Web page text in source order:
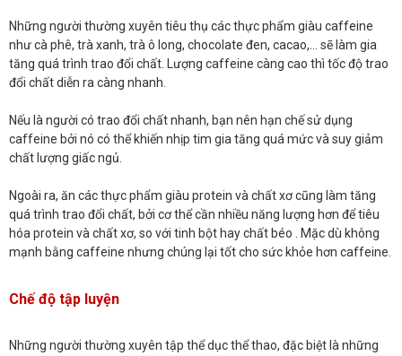
Những người thường xuyên tiêu thụ các thực phẩm giàu caffeine
như cà phê, trà xanh, trà ô long, chocolate đen, cacao,… sẽ làm gia
tăng quá trình trao đổi chất. Lượng caffeine càng cao thì tốc độ trao
đổi chất diễn ra càng nhanh.
Nếu là người có trao đổi chất nhanh, bạn nên hạn chế sử dụng
caffeine bởi nó có thể khiến nhịp tim gia tăng quá mức và suy giảm
chất lượng giấc ngủ.
Ngoài ra, ăn các thực phẩm giàu protein và chất xơ cũng làm tăng
quá trình trao đổi chất, bởi cơ thể cần nhiều năng lượng hơn để tiêu
hóa protein và chất xơ, so với tinh bột hay chất béo . Mặc dù không
mạnh bằng caffeine nhưng chúng lại tốt cho sức khỏe hơn caffeine.
Chế độ tập luyện
Những người thường xuyên tập thể dục thể thao, đặc biệt là những